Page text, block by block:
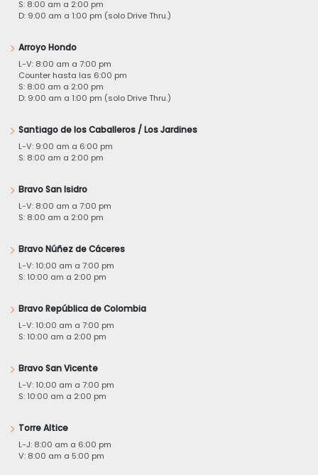
S: 8:00 am a 2:00 pm
D: 9:00 am a 1:00 pm (solo Drive Thru.)
Arroyo Hondo
L-V: 8:00 am a 7:00 pm
Counter hasta las 6:00 pm
S: 8:00 am a 2:00 pm
D: 9:00 am a 1:00 pm (solo Drive Thru.)
Santiago de los Caballeros / Los Jardines
L-V: 9:00 am a 6:00 pm
S: 8:00 am a 2:00 pm
Bravo San Isidro
L-V: 8:00 am a 7:00 pm
S: 8:00 am a 2:00 pm
Bravo Núñez de Cáceres
L-V: 10:00 am a 7:00 pm
S: 10:00 am a 2:00 pm
Bravo República de Colombia
L-V: 10:00 am a 7:00 pm
S: 10:00 am a 2:00 pm
Bravo San Vicente
L-V: 10:00 am a 7:00 pm
S: 10:00 am a 2:00 pm
Torre Altice
L-J: 8:00 am a 6:00 pm
V: 8:00 am a 5:00 pm